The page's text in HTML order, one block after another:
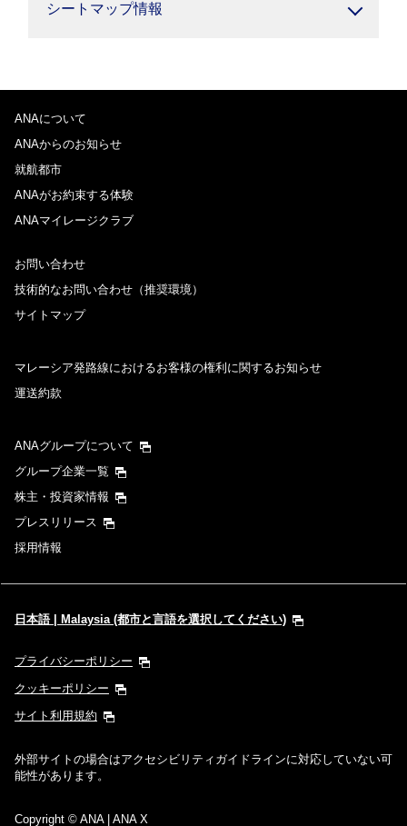
シートマップ情報
ANAについて
ANAからのお知らせ
就航都市
ANAがお約束する体験
ANAマイレージクラブ
お問い合わせ
技術的なお問い合わせ（推奨環境）
サイトマップ
マレーシア発路線におけるお客様の権利に関するお知らせ
運送約款
ANAグループについて
グループ企業一覧
株主・投資家情報
プレスリリース
採用情報
日本語 | Malaysia (都市と言語を選択してください)
プライバシーポリシー
クッキーポリシー
サイト利用規約
外部サイトの場合はアクセシビリティガイドラインに対応していない可
能性があります。
Copyright © ANA | ANA X